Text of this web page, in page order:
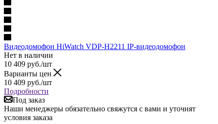
Видеодомофон HiWatch VDP-H2211 IP-видеодомофон
Нет в наличии
10 409 руб./шт
Варианты цен
10 409 руб./шт
Подробности
Под заказ
Наши менеджеры обязательно свяжутся с вами и уточнят
условия заказа